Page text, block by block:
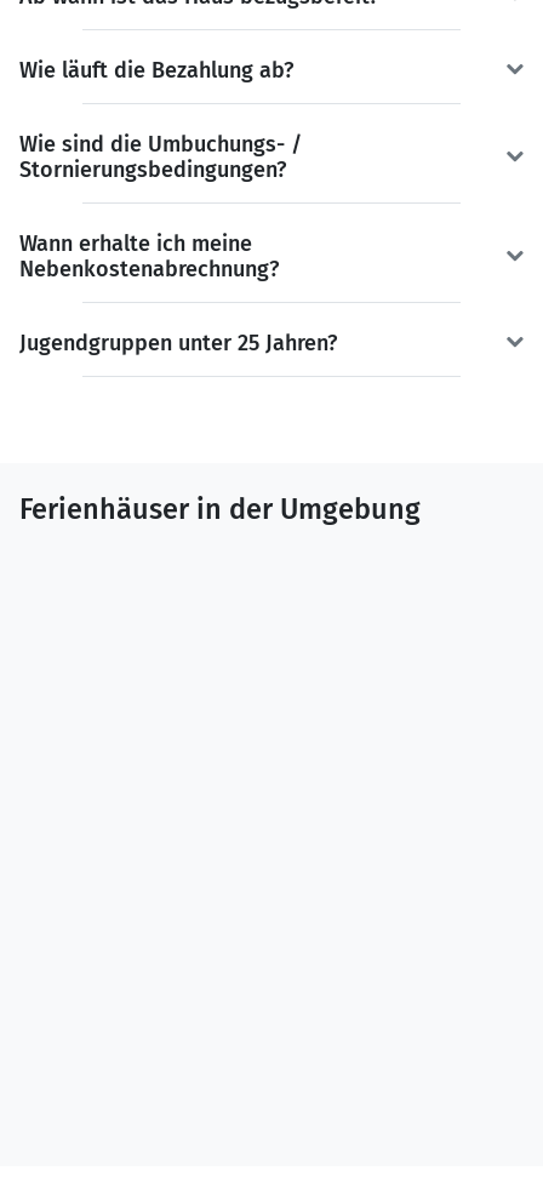
Wie läuft die Bezahlung ab?
Wie sind die Umbuchungs- /
Stornierungsbedingungen?
Wann erhalte ich meine
Nebenkostenabrechnung?
Jugendgruppen unter 25 Jahren?
Ferienhäuser in der Umgebung